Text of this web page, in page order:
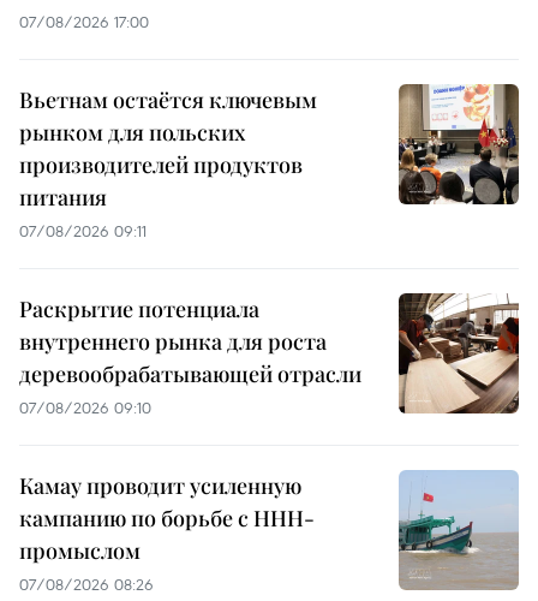
07/08/2026 17:00
Вьетнам остаётся ключевым
рынком для польских
производителей продуктов
питания
07/08/2026 09:11
Раскрытие потенциала
внутреннего рынка для роста
деревообрабатывающей отрасли
07/08/2026 09:10
Камау проводит усиленную
кампанию по борьбе с ННН-
промыслом
07/08/2026 08:26